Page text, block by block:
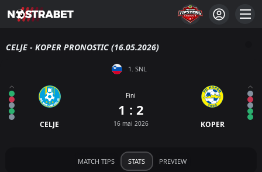
CELJE - KOPER PRONOSTIC (16.05.2026)
1. SNL
CELJE
Fini
1 : 2
16 mai 2026 KOPER
MATCH TIPS STATS PREVIEW